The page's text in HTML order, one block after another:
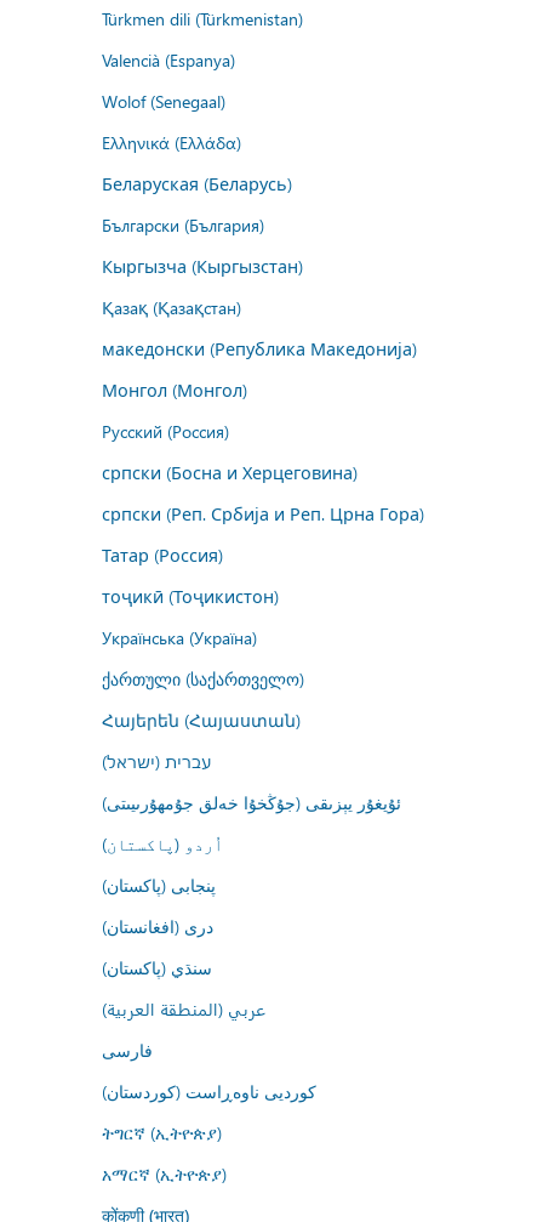
Türkmen dili (Türkmenistan)
Valencià (Espanya)
Wolof (Senegaal)
Ελληνικά (Ελλάδα)
Беларуская (Беларусь)
Български (България)
Кыргызча (Кыргызстан)
Қазақ (Қазақстан)
македонски (Република Македонија)
Монгол (Монгол)
Русский (Россия)
српски (Босна и Херцеговина)
српски (Реп. Србија и Реп. Црна Гора)
Татар (Россия)
тоҷикӣ (Тоҷикистон)
Українська (Україна)
ქართული (საქართველო)
Հայերեն (Հայաստան)
עברית (ישראל)
ئۇيغۇر يېزىقى (جۇڭخۇا خەلق جۇمھۇرىيىتى)
اُردو (پاکستان)
پنجابی (پاکستان)
درى (افغانستان)
سنڌي (پاکستان)
عربي (المنطقة العربية)
فارسى
کوردیی ناوەڕاست (کوردستان)
ትግርኛ (ኢትዮጵያ)
አማርኛ (ኢትዮጵያ)
कोंकणी (भारत)